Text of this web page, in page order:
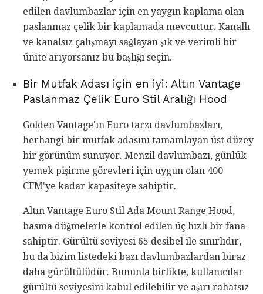
edilen davlumbazlar için en yaygın kaplama olan
paslanmaz çelik bir kaplamada mevcuttur. Kanallı
ve kanalsız çalışmayı sağlayan şık ve verimli bir
ünite arıyorsanız bu başlığı seçin.
Bir Mutfak Adası için en iyi: Altın Vantage
Paslanmaz Çelik Euro Stil Aralığı Hood
Golden Vantage'ın Euro tarzı davlumbazları,
herhangi bir mutfak adasını tamamlayan üst düzey
bir görünüm sunuyor. Menzil davlumbazı, günlük
yemek pişirme görevleri için uygun olan 400
CFM'ye kadar kapasiteye sahiptir.
Altın Vantage Euro Stil Ada Mount Range Hood,
basma düğmelerle kontrol edilen üç hızlı bir fana
sahiptir. Gürültü seviyesi 65 desibel ile sınırlıdır,
bu da bizim listedeki bazı davlumbazlardan biraz
daha gürültülüdür. Bununla birlikte, kullanıcılar
gürültü seviyesini kabul edilebilir ve aşırı rahatsız